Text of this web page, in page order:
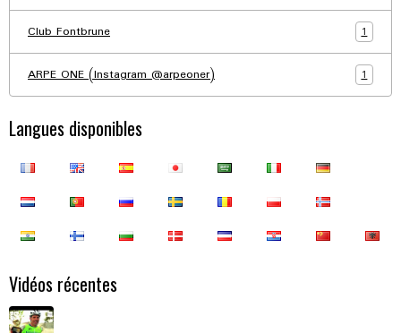
Club Fontbrune 1
ARPE ONE (Instagram @arpeoner) 1
Langues disponibles
Vidéos récentes